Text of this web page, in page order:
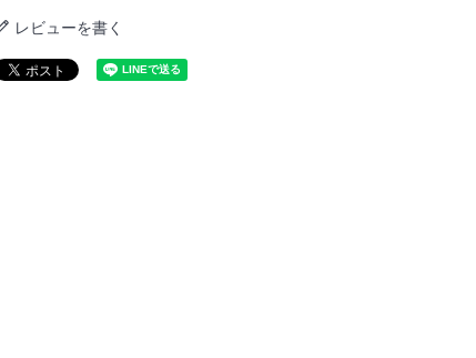
レビューを書く